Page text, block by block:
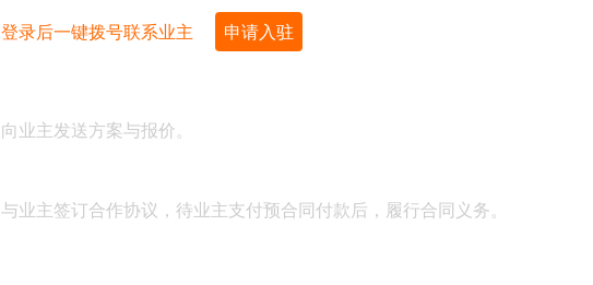
登录后一键拨号联系业主 申请入驻
向业主发送方案与报价。
与业主签订合作协议，待业主支付预合同付款后，履行合同义务。